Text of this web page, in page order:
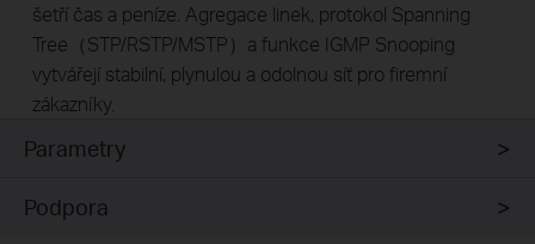
šetří čas a peníze. Agregace linek, protokol Spanning
Tree（STP/RSTP/MSTP）a funkce IGMP Snooping
vytvářejí stabilní, plynulou a odolnou síť pro firemní
zákazníky.
Parametry
Podpora